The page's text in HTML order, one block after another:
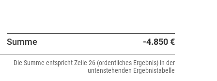
Summe -4.850 €
Die Summe entspricht Zeile 26 (ordentliches Ergebnis) in der
untenstehenden Ergebnistabelle